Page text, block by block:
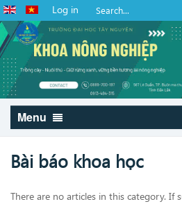
Log in
Menu
Bài báo khoa học
There are no articles in this category. If